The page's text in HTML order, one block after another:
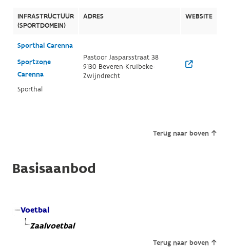
INFRASTRUCTUUR
(SPORTDOMEIN)
ADRES WEBSITE
Sporthal Carenna
Sportzone
Carenna
Sporthal
Pastoor Jasparsstraat 38
9130 Beveren-Kruibeke-
Zwijndrecht
Terug naar boven
Basisaanbod
Voetbal
Zaalvoetbal
Terug naar boven